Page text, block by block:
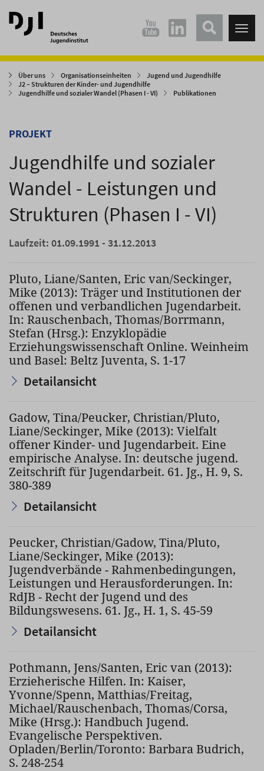
Direkt
zum
Hauptinhalt
Direkt
zum
Hauptmenü
Über uns Organisationseinheiten
Jugend und Jugendhilfe
J2 – Strukturen der Kinder- und Jugendhilfe
Jugendhilfe und sozialer Wandel (Phasen I - VI)
Publikationen
PROJEKT
Jugendhilfe und sozialer
Wandel - Leistungen und
Strukturen (Phasen I - VI)
Laufzeit: 01.09.1991 - 31.12.2013
Pluto, Liane/Santen, Eric van/Seckinger,
Mike (2013): Träger und Institutionen der
offenen und verbandlichen Jugendarbeit.
In: Rauschenbach, Thomas/Borrmann,
Stefan (Hrsg.): Enzyklopädie
Erziehungswissenschaft Online. Weinheim
und Basel: Beltz Juventa, S. 1-17
Detailansicht
Gadow, Tina/Peucker, Christian/Pluto,
Liane/Seckinger, Mike (2013): Vielfalt
offener Kinder- und Jugendarbeit. Eine
empirische Analyse. In: deutsche jugend.
Zeitschrift für Jugendarbeit. 61. Jg., H. 9, S.
380-389
Detailansicht
Peucker, Christian/Gadow, Tina/Pluto,
Liane/Seckinger, Mike (2013):
Jugendverbände - Rahmenbedingungen,
Leistungen und Herausforderungen. In:
RdJB - Recht der Jugend und des
Bildungswesens. 61. Jg., H. 1, S. 45-59
Detailansicht
Pothmann, Jens/Santen, Eric van (2013):
Erzieherische Hilfen. In: Kaiser,
Yvonne/Spenn, Matthias/Freitag,
Michael/Rauschenbach, Thomas/Corsa,
Mike (Hrsg.): Handbuch Jugend.
Evangelische Perspektiven.
Opladen/Berlin/Toronto: Barbara Budrich,
S. 248-254